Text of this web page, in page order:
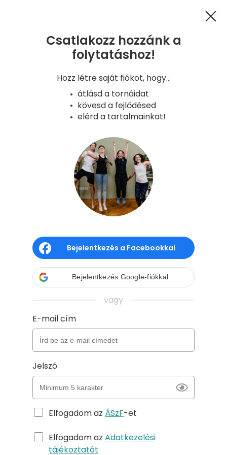
Csatlakozz hozzánk a
folytatáshoz!
Hozz létre saját fiókot, hogy...
átlásd a tornáidat
kövesd a fejlődésed
elérd a tartalmainkat!
Bejelentkezés a Facebookkal
Bejelentkezés Google-fiókkal
vagy
E-mail cím
Jelszó
Elfogadom az ÁSzF-et
Elfogadom az Adatkezelési
tájékoztatót
Adatkezelés
ÁSZF Süti tájékoztató
Copyright - Gyerünk, anyukám! 2026
Verzió: 2026-08-05 08:42 - a8aa6a9e -
production